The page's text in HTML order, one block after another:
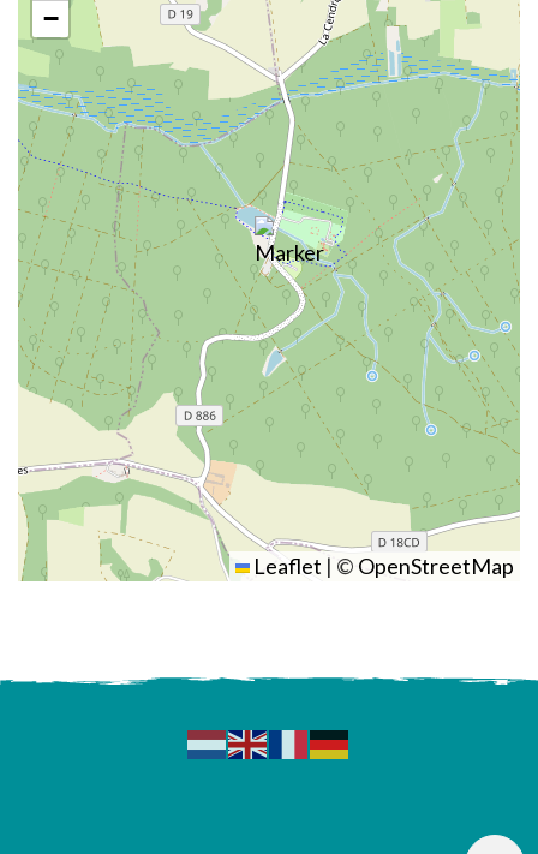
−
Leaflet | © OpenStreetMap